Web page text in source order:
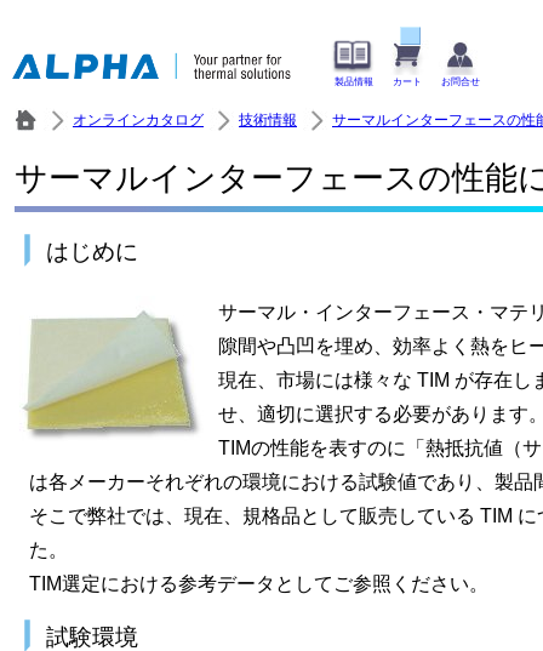
製品情報 カート お問合せ
オンラインカタログ 技術情報 サーマルインターフェースの性
サーマルインターフェースの性能
はじめに
サーマル・インターフェース・マテ
隙間や凸凹を埋め、効率よく熱をヒ
現在、市場には様々な TIM が存在
せ、適切に選択する必要があります
TIMの性能を表すのに「熱抵抗値（
は各メーカーそれぞれの環境における試験値であり、製
そこで弊社では、現在、規格品として販売している TIM
た。
TIM選定における参考データとしてご参照ください。
試験環境